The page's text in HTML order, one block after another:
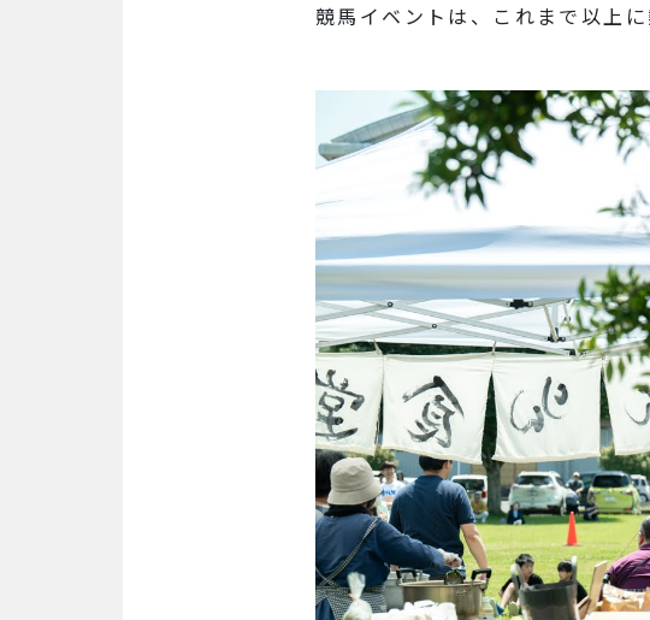
競馬イベントは、これまで以上